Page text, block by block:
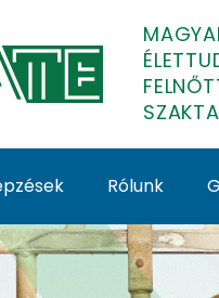
Rólunk
-